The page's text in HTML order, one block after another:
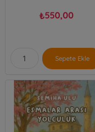
₺550,00
Sepete Ekle